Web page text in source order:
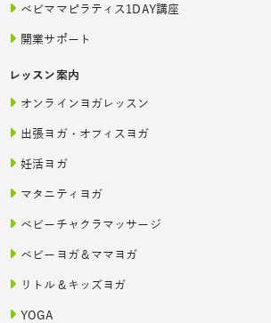
ベビママピラティス1DAY講座
開業サポート
レッスン案内
オンラインヨガレッスン
出張ヨガ・オフィスヨガ
妊活ヨガ
マタニティヨガ
ベビーチャクラマッサージ
ベビーヨガ＆ママヨガ
リトル＆キッズヨガ
YOGA